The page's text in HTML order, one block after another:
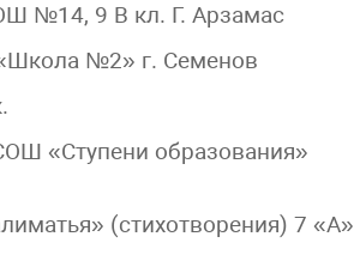
№14, 9 В кл. Г. Арзамас
№2» г. Семенов
«Ступени образования»
(стихотворения) 7 «А»